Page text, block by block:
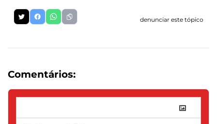
denunciar este tópico
Comentários: